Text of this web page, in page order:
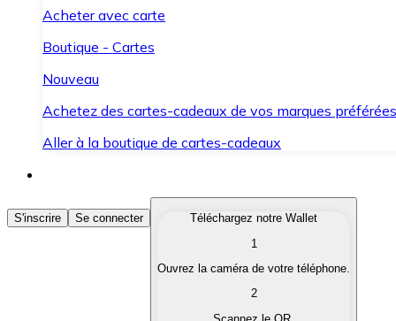
Acheter avec carte
Boutique - Cartes
Nouveau
Achetez des cartes-cadeaux de vos marques
Aller à la boutique de cartes-cadeaux
Acheter des Cryptomonnaies
Achetez les cryptomonnaies qui vous intéressent
Convertissez vos cryptomonnaies en monnaie
S'inscrire Se connecter
Téléchargez notre Wallet
1
Ouvrez la caméra de votre téléphone.
2